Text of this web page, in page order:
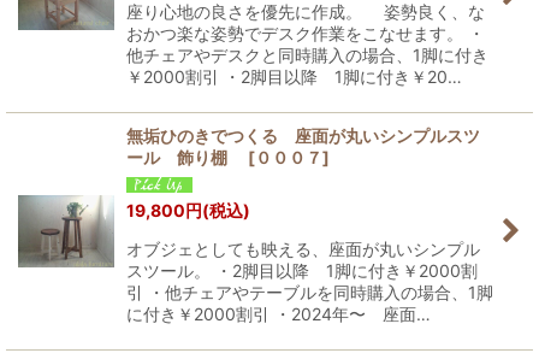
座り心地の良さを優先に作成。 姿勢良く、な
おかつ楽な姿勢でデスク作業をこなせます。 ・
他チェアやデスクと同時購入の場合、1脚に付き
￥2000割引 ・2脚目以降 1脚に付き￥20…
無垢ひのきでつくる 座面が丸いシンプルスツ
ール 飾り棚
[０００７]
19,800円(税込)
オブジェとしても映える、座面が丸いシンプル
スツール。 ・2脚目以降 1脚に付き￥2000割
引 ・他チェアやテーブルを同時購入の場合、1脚
に付き￥2000割引 ・2024年〜 座面…